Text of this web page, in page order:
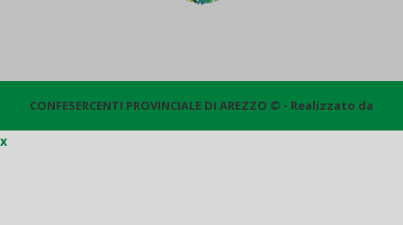
CONFESERCENTI PROVINCIALE DI AREZZO © - Realizzato da
x